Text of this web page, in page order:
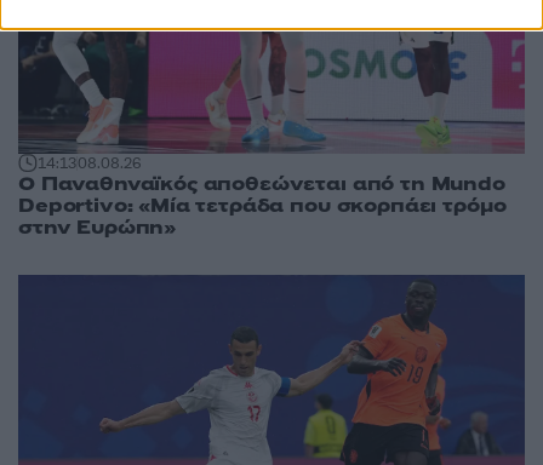
14:1308.08.26
Ο Παναθηναϊκός αποθεώνεται από τη Mundo
Deportivo: «Μία τετράδα που σκορπάει τρόμο
στην Ευρώπη»